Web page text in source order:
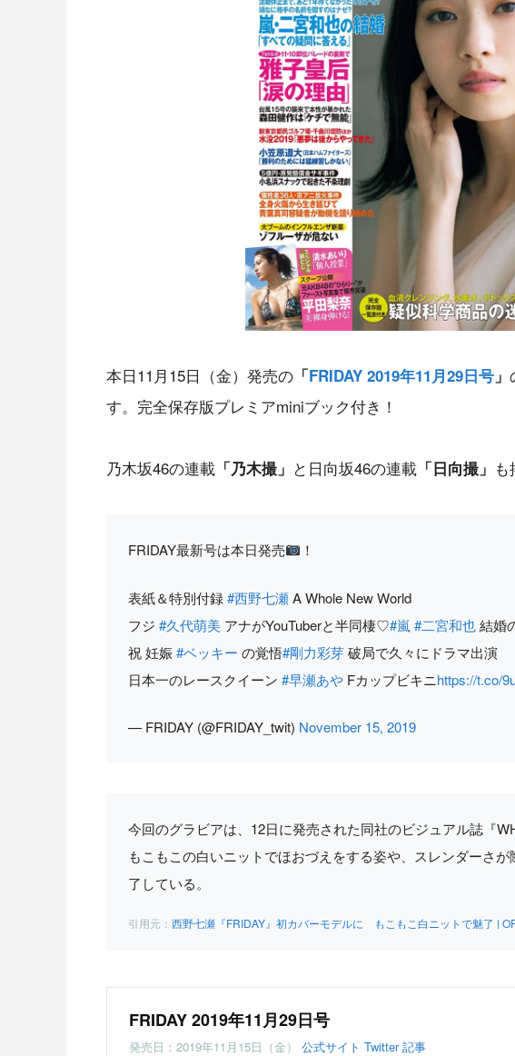
本日11月15日（金）発売の 「FRIDAY 2019年11月29日号 」
す。完全保存版プレミアminiブック付き！
乃木坂46の連載 「乃木撮」 と日向坂46の連載 「日向撮」 も
FRIDAY最新号は本日発売 ！
表紙＆特別付録#西野七瀬A Whole New World
フジ #久代萌美 アナがYouTuberと半同棲♡#嵐 #二宮和也結婚
祝 妊娠#ベッキー の覚悟#剛力彩芽破局で久々にドラマ出演
日本一のレースクイーン #早瀬あや Fカップビキニhttps://t.co/
— FRIDAY (@FRIDAY_twit) November 15, 2019
今回のグラビアは、12日に発売された同社のビジュアル誌『
もこもこの白いニットでほおづえをする姿や、スレンダーさ
了している。
西野七瀬『FRIDAY』初カバーモデルに もこもこ白ニットで魅了 |
FRIDAY 2019年11月29日号
発売日：2019年11月15日（金） 公式サイト Twitter 記事